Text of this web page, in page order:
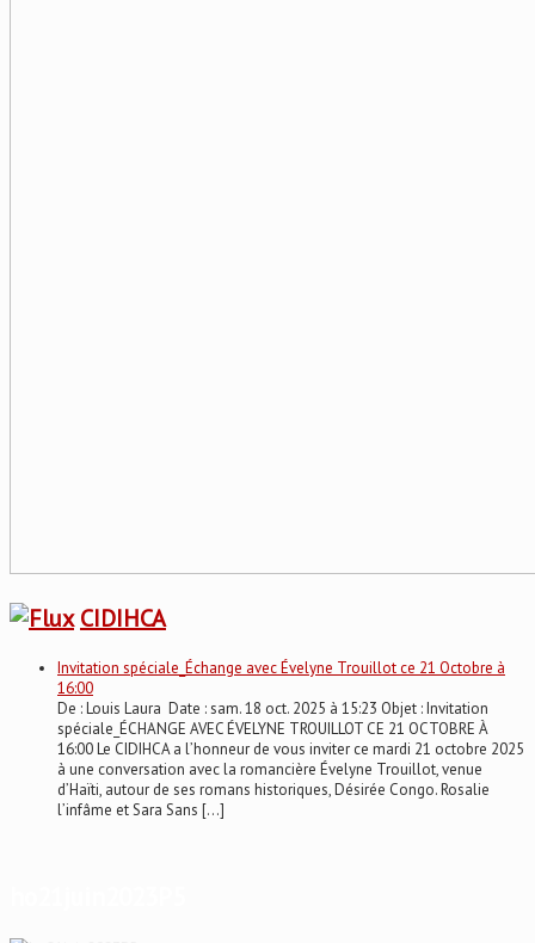
CIDIHCA
Invitation spéciale_Échange avec Évelyne Trouillot ce 21 Octobre à
16:00
De : Louis Laura Date : sam. 18 oct. 2025 à 15:23 Objet : Invitation
spéciale_ÉCHANGE AVEC ÉVELYNE TROUILLOT CE 21 OCTOBRE À
16:00 Le CIDIHCA a l’honneur de vous inviter ce mardi 21 octobre 2025
à une conversation avec la romancière Évelyne Trouillot, venue
d’Haïti, autour de ses romans historiques, Désirée Congo. Rosalie
l’infâme et Sara Sans […]